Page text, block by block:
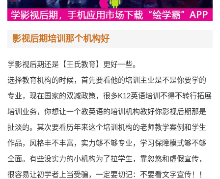
影视后期培训那个机构好
学影视后期还是【王氏教育】更好一些。
选择教育机构的时候，首先要看他的培训主业是不是你要学的
专业，现在国家的双减政策，很多K12英语培训不得不转行拓展
培训业务，你想让一个教英语的培训机构教好你影视后期那是
扯淡的。其次要看历年来这个培训机构的老师教学案例和学生
作品，风格丰不丰富，实力够不够专业，学习保障模式够不够
全面。有些没实力的小机构为了拉学生，靠忽悠和虚假宣传，
很容易让初学者上当受骗，一定要切记：不要看文字宣传！！